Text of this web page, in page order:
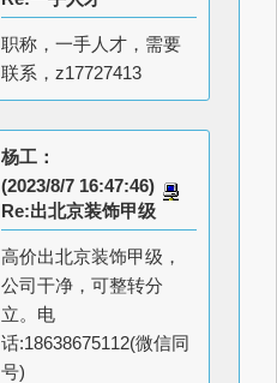
职称，一手人才，需要
联系，z17727413
杨工：
(2023/8/7 16:47:46)
Re:出北京装饰甲级
高价出北京装饰甲级，
公司干净，可整转分
立。电
话:18638675112(微信同
号)